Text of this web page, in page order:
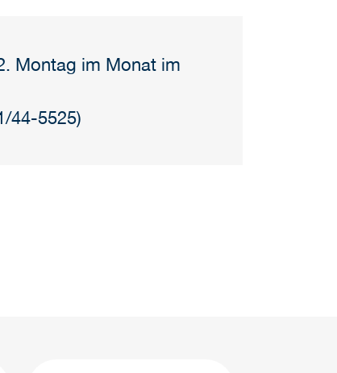
Montag im Monat im
44-5525)